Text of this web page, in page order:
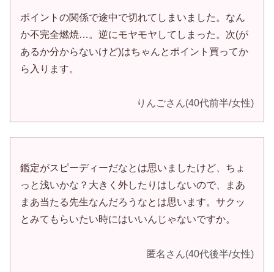
ポイントの関係で途中で切れてしまいました。なん
か不完全燃焼…。逆にモヤモヤしてしまった。次(が
あるか分からないけど)はちゃんとポイント買ってか
ら入ります。
りんごさん(40代前半/女性)
鑑定がスピーディーだなとは思いましたけど、ちょ
っと浅いかな？大きく外したりはしないので、まあ
まあ当たる先生なんだろうなとは思います。サクッ
とみてもらいたい時にはいいんじゃないですか。
匿名さん(40代後半/女性)